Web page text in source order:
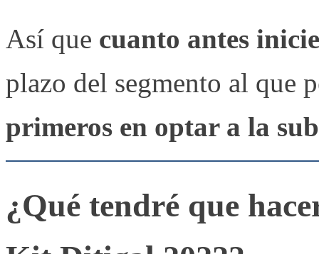
Así que cuanto antes
plazo del segmento al que
primeros en optar a la
¿Qué tendré que